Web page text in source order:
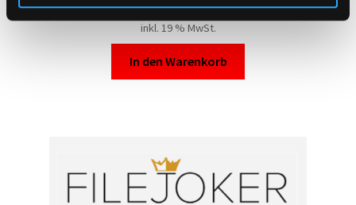
inkl. 19 % MwSt.
In den Warenkorb